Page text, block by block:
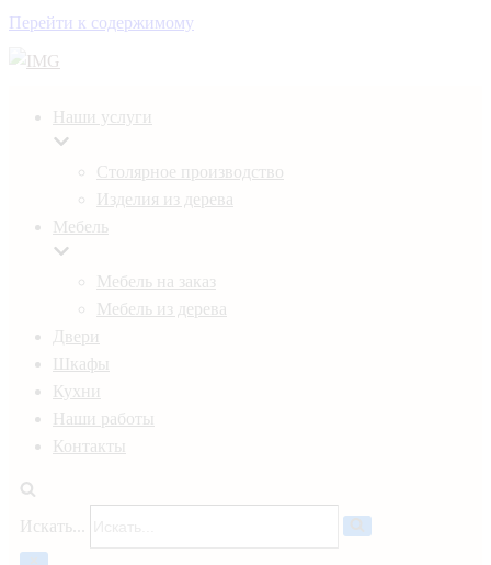
Перейти к содержимому
Наши услуги
Столярное производство
Изделия из дерева
Мебель
Мебель на заказ
Мебель из дерева
Двери
Шкафы
Кухни
Наши работы
Контакты
Искать...